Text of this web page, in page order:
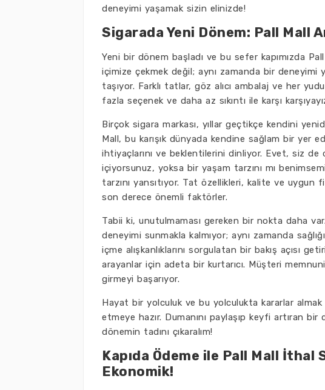
deneyimi yaşamak sizin elinizde!
Sigarada Yeni Dönem: Pall Mall
Yeni bir dönem başladı ve bu sefer kapımızda
içimize çekmek değil; aynı zamanda bir
taşıyor. Farklı tatlar, göz alıcı ambalaj ve her
fazla seçenek ve daha az sıkıntı ile karşı
Birçok sigara markası, yıllar geçtikçe kendini
Mall, bu karışık dünyada kendine sağlam bir yer
ihtiyaçlarını ve beklentilerini dinliyor. Evet, siz de
içiyorsunuz, yoksa bir yaşam tarzını mı
tarzını yansıtıyor. Tat özellikleri, kalite ve
son derece önemli faktörler.
Tabii ki, unutulmaması gereken bir nokta daha
deneyimi sunmakla kalmıyor; aynı zamanda
içme alışkanlıklarını sorgulatan bir bakış açısı
arayanlar için adeta bir kurtarıcı. Müşteri
girmeyi başarıyor.
Hayat bir yolculuk ve bu yolculukta kararlar
etmeye hazır. Dumanını paylaşıp keyfi artıran bir
dönemin tadını çıkaralım!
Kapıda Ödeme ile Pall Mall İthal
Ekonomik!